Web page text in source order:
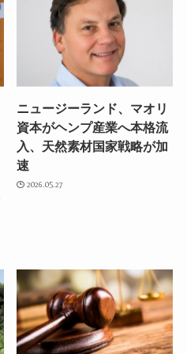
ニュージーランド、マオリ
資本がヘンプ産業へ本格流
入、天然素材国家戦略が加
速
2026.05.27